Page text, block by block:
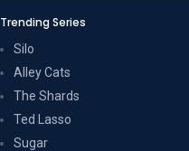
Trending Series
Silo
Alley Cats
The Shards
Ted Lasso
Sugar